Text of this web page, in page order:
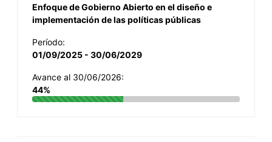
Enfoque de Gobierno Abierto en el diseño e
implementación de las políticas públicas
Período:
01/09/2025 - 30/06/2029
Avance al 30/06/2026:
44%